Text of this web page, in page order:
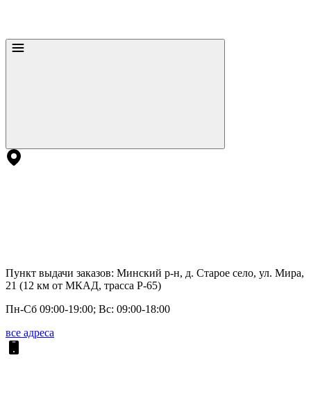
Пункт выдачи заказов: Минский р-н, д. Старое село, ул. Мира,
21 (12 км от МКАД, трасса P-65)
Пн-Сб 09:00-19:00; Вс: 09:00-18:00
все адреса